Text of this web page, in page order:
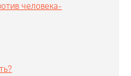
человека-